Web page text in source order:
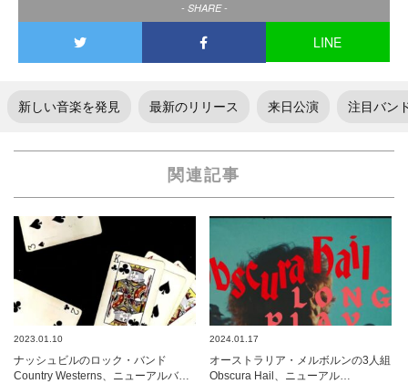
- SHARE -
LINE
新しい音楽を発見 最新のリリース 来日公演 注目バン
関連記事
2023.01.10
ナッシュビルのロック・バンド
Country Westerns、ニューアルバ…
2024.01.17
オーストラリア・メルボルンの3人組
Obscura Hail、ニューアル…